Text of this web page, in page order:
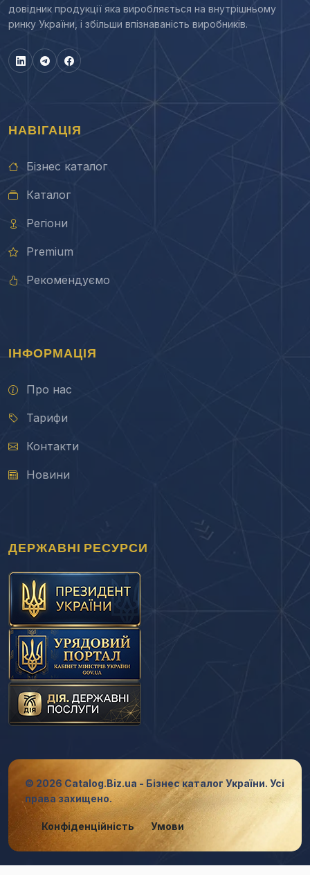
довідник продукції яка виробляється на внутрішньому
ринку України, і збільши впізнаваність виробників.
НАВІГАЦІЯ
Бізнес каталог
Каталог
Регіони
Premium
Рекомендуємо
ІНФОРМАЦІЯ
Про нас
Тарифи
Контакти
Новини
ДЕРЖАВНІ РЕСУРСИ
© 2026 Catalog.Biz.ua - Бізнес каталог України. Усі
права захищено.
Конфіденційність Умови